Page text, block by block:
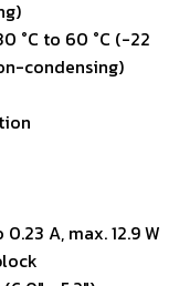
°C to 60 °C (-22
condensing)
A, max. 12.9 W